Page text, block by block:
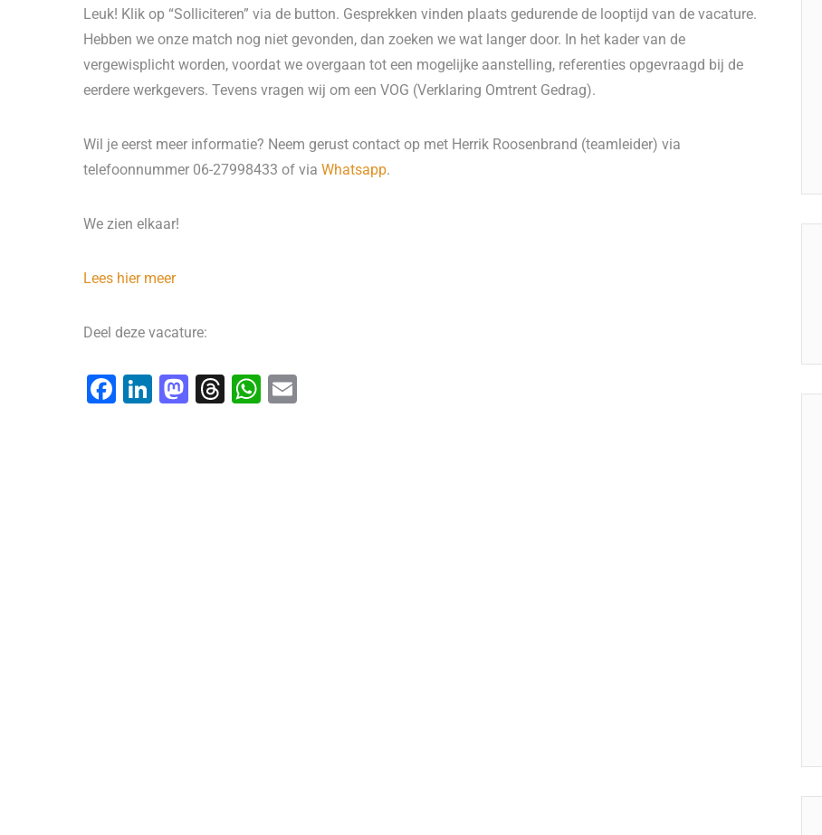
Leuk! Klik op “Solliciteren” via de button. Gesprekken vinden plaats gedurende de looptijd van de vacature.
Hebben we onze match nog niet gevonden, dan zoeken we wat langer door. In het kader van de
vergewisplicht worden, voordat we overgaan tot een mogelijke aanstelling, referenties opgevraagd bij de
eerdere werkgevers. Tevens vragen wij om een VOG (Verklaring Omtrent Gedrag).
Wil je eerst meer informatie? Neem gerust contact op met Herrik Roosenbrand (teamleider) via
telefoonnummer 06-27998433 of via Whatsapp.
We zien elkaar!
Lees hier meer
Deel deze vacature:
F
Li
M T
W